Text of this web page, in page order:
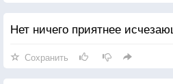
Нет ничего приятнее
Сохранить